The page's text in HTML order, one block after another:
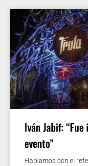
Iván Jabif:
evento”
Hablamos con el